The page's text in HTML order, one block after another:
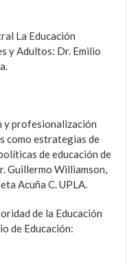
La Educación
y Adultos: Dr. Emilio
y profesionalización
como estrategias de
de educación de
Guillermo Williamson,
Acuña C. UPLA.
de la Educación
de Educación: